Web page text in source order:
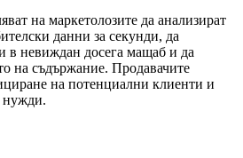
на маркетолозите да анализират
данни за секунди, да
в невиждан досега мащаб и да
на съдържание. Продавачите
на потенциални клиенти и
нужди.